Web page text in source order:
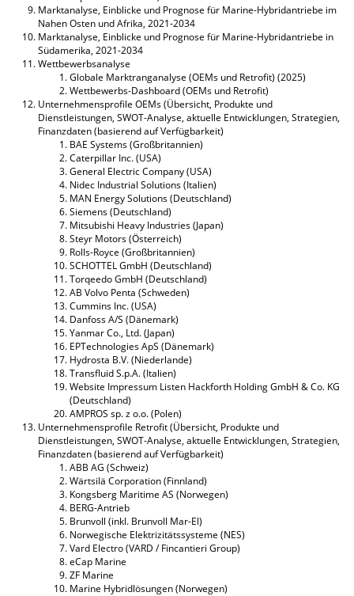
Marktanalyse, Einblicke und Prognose für Marine-Hybridantriebe im
Nahen Osten und Afrika, 2021-2034
Marktanalyse, Einblicke und Prognose für Marine-Hybridantriebe in
Südamerika, 2021-2034
Wettbewerbsanalyse
Globale Marktranganalyse (OEMs und Retrofit) (2025)
Wettbewerbs-Dashboard (OEMs und Retrofit)
Unternehmensprofile OEMs (Übersicht, Produkte und
Dienstleistungen, SWOT-Analyse, aktuelle Entwicklungen, Strategien,
Finanzdaten (basierend auf Verfügbarkeit)
BAE Systems (Großbritannien)
Caterpillar Inc. (USA)
General Electric Company (USA)
Nidec Industrial Solutions (Italien)
MAN Energy Solutions (Deutschland)
Siemens (Deutschland)
Mitsubishi Heavy Industries (Japan)
Steyr Motors (Österreich)
Rolls-Royce (Großbritannien)
SCHOTTEL GmbH (Deutschland)
Torqeedo GmbH (Deutschland)
AB Volvo Penta (Schweden)
Cummins Inc. (USA)
Danfoss A/S (Dänemark)
Yanmar Co., Ltd. (Japan)
EPTechnologies ApS (Dänemark)
Hydrosta B.V. (Niederlande)
Transfluid S.p.A. (Italien)
Website Impressum Listen Hackforth Holding GmbH & Co. KG
(Deutschland)
AMPROS sp. z o.o. (Polen)
Unternehmensprofile Retrofit (Übersicht, Produkte und
Dienstleistungen, SWOT-Analyse, aktuelle Entwicklungen, Strategien,
Finanzdaten (basierend auf Verfügbarkeit)
ABB AG (Schweiz)
Wärtsilä Corporation (Finnland)
Kongsberg Maritime AS (Norwegen)
BERG-Antrieb
Brunvoll (inkl. Brunvoll Mar-El)
Norwegische Elektrizitätssysteme (NES)
Vard Electro (VARD / Fincantieri Group)
eCap Marine
ZF Marine
Marine Hybridlösungen (Norwegen)